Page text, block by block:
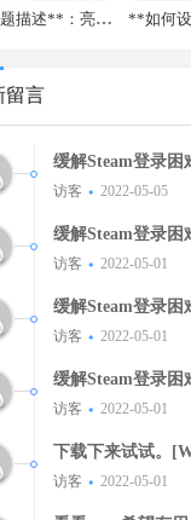
**问题描述**：亮亮网咖部分客户机出现随机黑屏死机现象，严重影响顾客体验。
留言
缓解Steam登录困
具！！
访客 2022-05-05
缓解Steam登录困
缓解Steam登录困
访客 2022-05-01
缓解Steam登录困
访客 2022-05-01
缓解Steam登录困
具！！
访客 2022-05-01
下载下来试试。
访客 2022-05-01